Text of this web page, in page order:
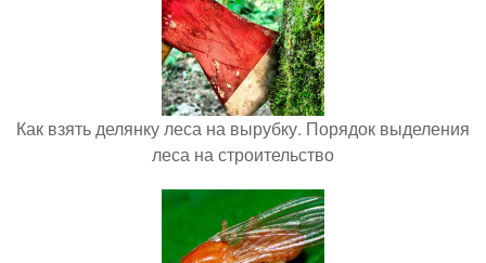
Как взять делянку леса на вырубку. Порядок выделения
леса на строительство